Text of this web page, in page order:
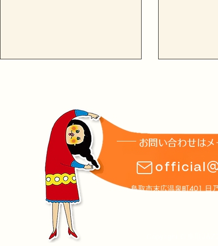
土曜夜市2026ありがとうご
ざいました!
のお知らせ
お問い合わせは
鳥取市末広温泉町401 日